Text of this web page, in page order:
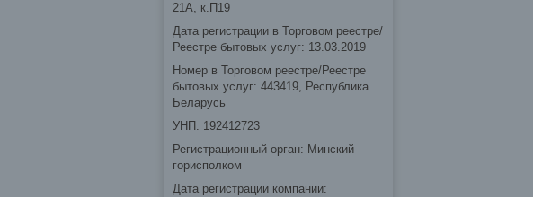
21А, к.П19
Дата регистрации в Торговом реестре/
Реестре бытовых услуг: 13.03.2019
Номер в Торговом реестре/Реестре
бытовых услуг: 443419, Республика
Беларусь
УНП: 192412723
Регистрационный орган: Минский
горисполком
Дата регистрации компании: